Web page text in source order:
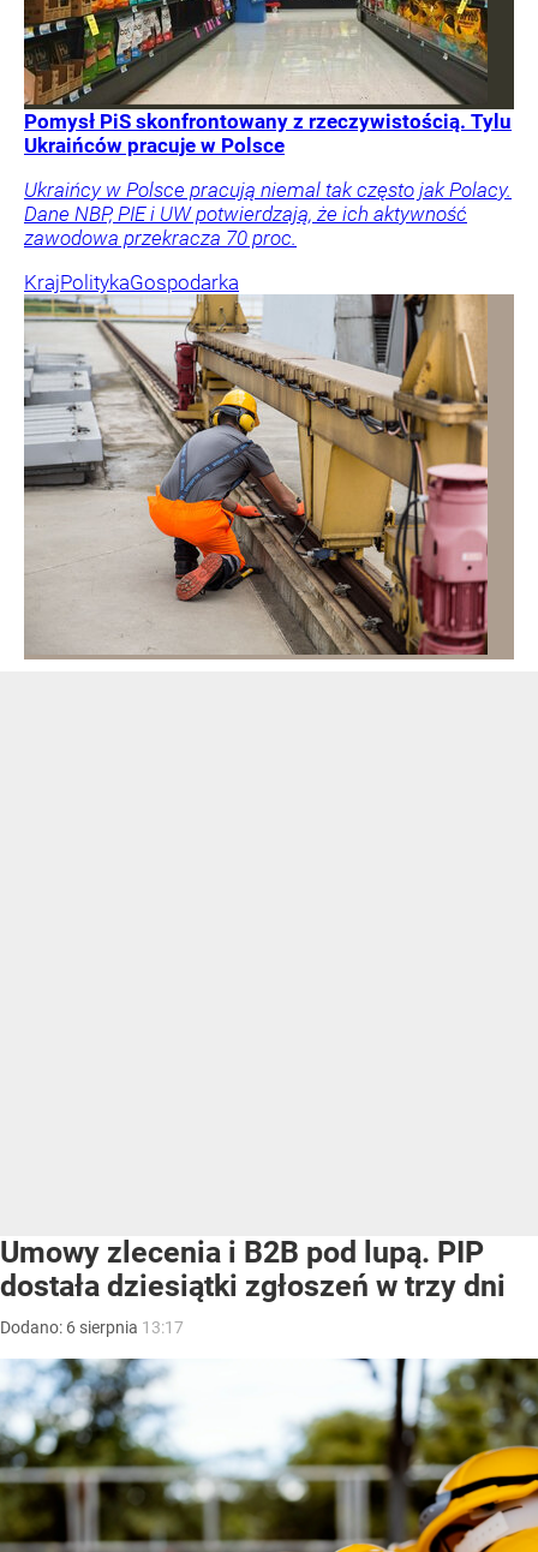
Pomysł PiS skonfrontowany z rzeczywistością. Tylu
Ukraińców pracuje w Polsce
Ukraińcy w Polsce pracują niemal tak często jak Polacy.
Dane NBP, PIE i UW potwierdzają, że ich aktywność
zawodowa przekracza 70 proc.
KrajPolitykaGospodarka
Umowy zlecenia i B2B pod lupą. PIP
dostała dziesiątki zgłoszeń w trzy dni
Dodano: 6 sierpnia 13:17